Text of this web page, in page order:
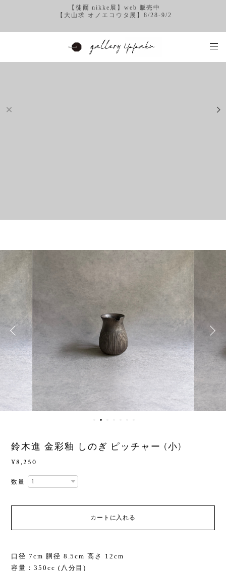
【徒爾 nikke展】web 販売中
【大山求 オノエコウタ展】8/28-9/2
鈴木進 金彩釉 しのぎ ピッチャー (小)
¥8,250
数量
カートに入れる
口径 7cm 胴径 8.5cm 高さ 12cm
容量：350cc (八分目)